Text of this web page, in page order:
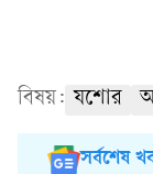
বিষয়: যশোর
সর্বশেষ